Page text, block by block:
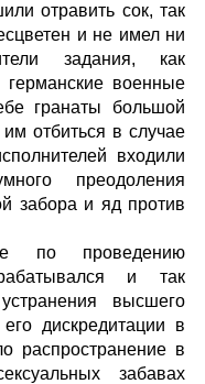
отравить сок, так
и не имел ни
задания, как
германские военные
гранаты большой
отбиться в случае
входили
преодоления
забора и яд против
по проведению
и так
высшего
его дискредитации в
распространение в
забавах